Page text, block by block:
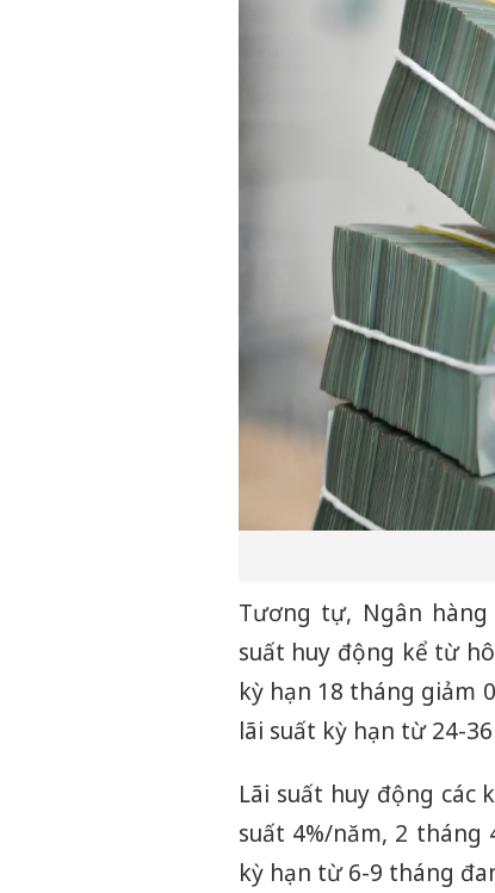
Tương tự, Ngân
suất huy động kể từ
kỳ hạn 18 tháng giảm
lãi suất kỳ hạn từ 24-
Lãi suất huy động các
suất 4%/năm, 2 tháng
kỳ hạn từ 6-9 tháng